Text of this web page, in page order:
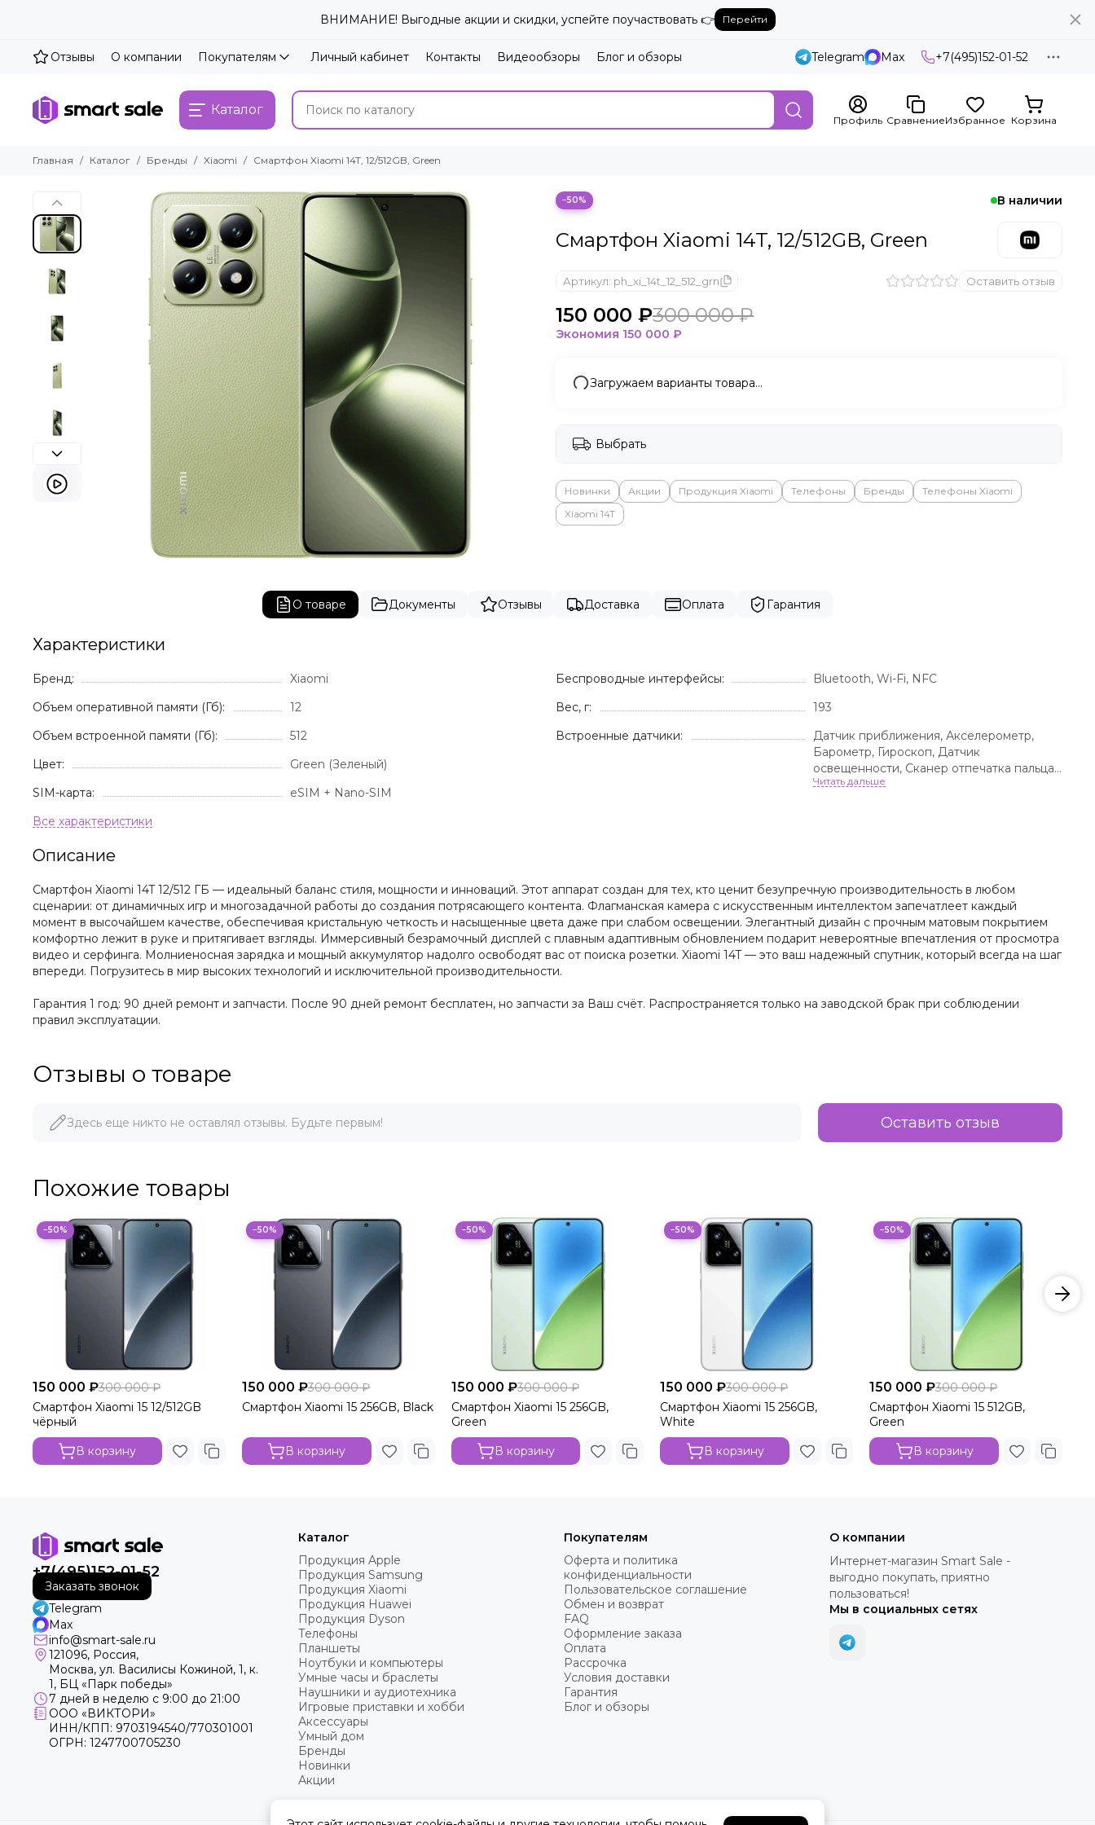
ВНИМАНИЕ! Выгодные акции и скидки, успейте поучаствовать 👉 Перейти
Отзывы О компании Покупателям Личный кабинет Контакты Видеообзоры Блог и обзоры Telegram Max +7(495)152-01-52
Каталог
Профиль СравнениеИзбранное Корзина
Главная Каталог Бренды Xiaomi Смартфон Xiaomi 14T, 12/512GB, Green
−50% В наличии
Смартфон Xiaomi 14T, 12/512GB, Green
Артикул: ph_xi_14t_12_512_grn Оставить отзыв
150 000 ₽300 000 ₽
Экономия 150 000 ₽
Загружаем варианты товара…
Выбрать
Новинки Акции Продукция Xiaomi Телефоны Бренды
Телефоны Xiaomi
Xiaomi 14T
О товаре Документы Отзывы Доставка Оплата Гарантия
Характеристики
Бренд:
Xiaomi
Объем оперативной памяти (Гб):
12
Объем встроенной памяти (Гб):
512
Цвет:
Green (Зеленый)
SIM-карта:
eSIM + Nano-SIM
Беспроводные интерфейсы:
Bluetooth, Wi-Fi, NFC
Вес, г:
193
Встроенные датчики:
Датчик приближения, Акселерометр,
Барометр, Гироскоп, Датчик
освещенности, Сканер отпечатка пальца,
Датчик распознавания лица
Описание
Смартфон Xiaomi 14T 12/512 ГБ — идеальный баланс стиля, мощности и инноваций. Этот аппарат создан для тех, кто ценит безупречную производительность в любом
сценарии: от динамичных игр и многозадачной работы до создания потрясающего контента. Флагманская камера с искусственным интеллектом запечатлеет каждый
момент в высочайшем качестве, обеспечивая кристальную четкость и насыщенные цвета даже при слабом освещении. Элегантный дизайн с прочным матовым покрытием
комфортно лежит в руке и притягивает взгляды. Иммерсивный безрамочный дисплей с плавным адаптивным обновлением подарит невероятные впечатления от просмотра
видео и серфинга. Молниеносная зарядка и мощный аккумулятор надолго освободят вас от поиска розетки. Xiaomi 14T — это ваш надежный спутник, который всегда на шаг
впереди. Погрузитесь в мир высоких технологий и исключительной производительности.
Гарантия 1 год: 90 дней ремонт и запчасти. После 90 дней ремонт бесплатен, но запчасти за Ваш счёт. Распространяется только на заводской брак при соблюдении
правил эксплуатации.
Отзывы о товаре
Здесь еще никто не оставлял отзывы. Будьте первым! Оставить отзыв
Похожие товары
−50%
150 000 ₽300 000 ₽
Смартфон Xiaomi 15 12/512GB
чёрный
В корзину
−50%
150 000 ₽300 000 ₽
Смартфон Xiaomi 15 256GB, Black
В корзину
−50%
150 000 ₽300 000 ₽
Смартфон Xiaomi 15 256GB,
Green
В корзину
−50%
150 000 ₽300 000 ₽
Смартфон Xiaomi 15 256GB,
White
В корзину
−50%
150 000 ₽300 000 ₽
Смартфон Xiaomi 15 512GB,
Green
В корзину
+7(495)152-01-52
Заказать звонок
Telegram
Max
info@smart-sale.ru
121096, Россия,
Москва, ул. Василисы Кожиной, 1, к.
1, БЦ «Парк победы»
7 дней в неделю с 9:00 до 21:00
ООО «ВИКТОРИ»
ИНН/КПП: 9703194540/770301001
ОГРН: 1247700705230
Каталог
Продукция Apple
Продукция Samsung
Продукция Xiaomi
Продукция Huawei
Продукция Dyson
Телефоны
Планшеты
Ноутбуки и компьютеры
Умные часы и браслеты
Наушники и аудиотехника
Игровые приставки и хобби
Аксессуары
Умный дом
Бренды
Новинки
Акции
Покупателям
Оферта и политика
конфиденциальности
Пользовательское соглашение
Обмен и возврат
FAQ
Оформление заказа
Оплата
Рассрочка
Условия доставки
Гарантия
Блог и обзоры
О компании
Интернет-магазин Smart Sale -
выгодно покупать, приятно
пользоваться!
Мы в социальных сетях